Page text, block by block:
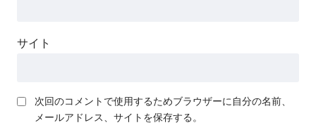
サイト
次回のコメントで使用するためブラウザーに自分の名前、
メールアドレス、サイトを保存する。